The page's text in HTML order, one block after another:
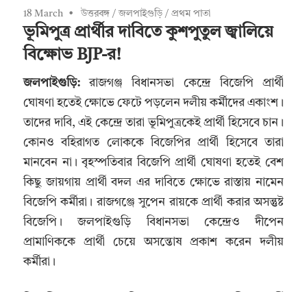
18 March উত্তরবঙ্গ /জলপাইগুড়ি / প্রথম পাতা
ভূমিপুত্র প্রার্থীর দাবিতে কুশপুতুল জ্বালিয়ে
বিক্ষোভ BJP-র!
জলপাইগুড়ি: রাজগঞ্জ বিধানসভা কেন্দ্রে বিজেপি প্রার্থী
ঘোষণা হতেই ক্ষোভে ফেটে পড়লেন দলীয় কর্মীদের একাংশ।
তাদের দাবি, এই কেন্দ্রে তারা ভূমিপুত্রকেই প্রার্থী হিসেবে চান।
কোনও বহিরাগত লোককে বিজেপির প্রার্থী হিসেবে তারা
মানবেন না। বৃহস্পতিবার বিজেপি প্রার্থী ঘোষণা হতেই বেশ
কিছু জায়গায় প্রার্থী বদল এর দাবিতে ক্ষোভে রাস্তায় নামেন
বিজেপি কর্মীরা। রাজগঞ্জে সুপেন রায়কে প্রার্থী করার অসন্তুষ্ট
বিজেপি। জলপাইগুড়ি বিধানসভা কেন্দ্রেও দীপেন
প্রামাণিককে প্রার্থী চেয়ে অসন্তোষ প্রকাশ করেন দলীয়
কর্মীরা।